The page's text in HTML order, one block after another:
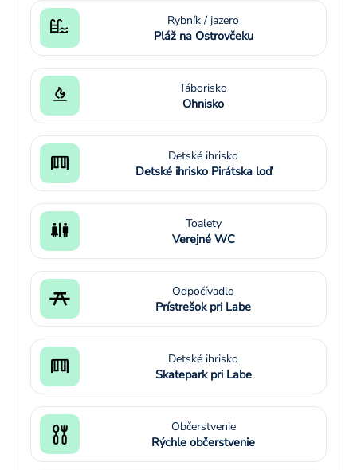
Rybník / jazero
Pláž na Ostrovčeku
Táborisko
Ohnisko
Detské ihrisko
Detské ihrisko Pirátska loď
Toalety
Verejné WC
Odpočívadlo
Prístrešok pri Labe
Detské ihrisko
Skatepark pri Labe
Občerstvenie
Rýchle občerstvenie